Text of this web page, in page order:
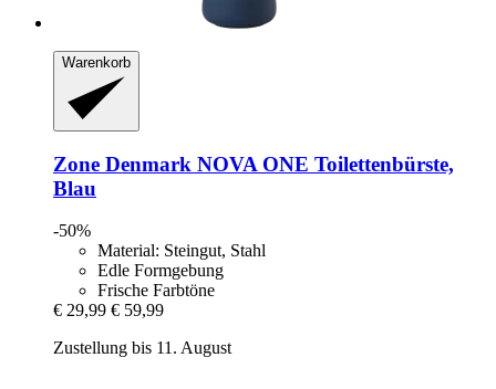
Warenkorb
Zone Denmark NOVA ONE Toilettenbürste,
Blau
-50%
Material: Steingut, Stahl
Edle Formgebung
Frische Farbtöne
€ 29,99 € 59,99
Zustellung bis 11. August